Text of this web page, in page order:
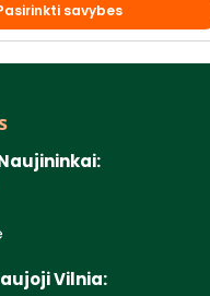
savybes
Vilnia: